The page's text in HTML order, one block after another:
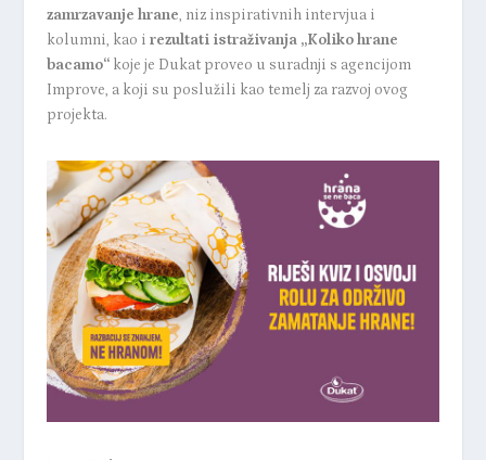
zamrzavanje hrane, niz inspirativnih intervjua i
kolumni, kao i rezultati istraživanja „Koliko hrane
bacamo“koje je Dukat proveo u suradnji s agencijom
Improve, a koji su poslužili kao temelj za razvoj ovog
projekta.